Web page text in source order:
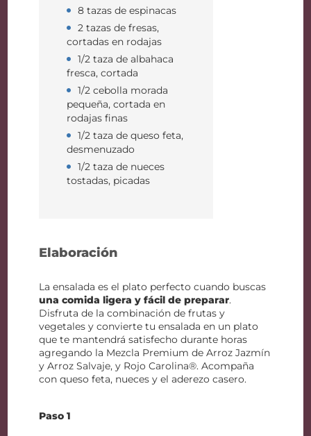
8 tazas de espinacas
2 tazas de fresas,
cortadas en rodajas
1/2 taza de albahaca
fresca, cortada
1/2 cebolla morada
pequeña, cortada en
rodajas finas
1/2 taza de queso feta,
desmenuzado
1/2 taza de nueces
tostadas, picadas
Elaboración
La ensalada es el plato perfecto cuando buscas
una comida ligera y fácil de preparar.
Disfruta de la combinación de frutas y
vegetales y convierte tu ensalada en un plato
que te mantendrá satisfecho durante horas
agregando la Mezcla Premium de Arroz Jazmín
y Arroz Salvaje, y Rojo Carolina®. Acompaña
con queso feta, nueces y el aderezo casero.
Paso 1